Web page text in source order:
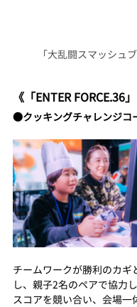
「大乱闘スマッシュ
《「ENTER FORCE.36
●クッキングチャレンジコ
チームワークが勝利のカ
し、親子2名のペアで協力
スコアを競い合い、会場一